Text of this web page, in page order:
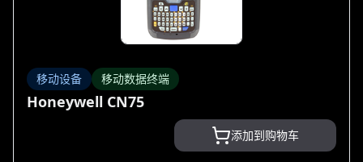
移动设备 移动数据终端
Honeywell CN75
添加到购物车